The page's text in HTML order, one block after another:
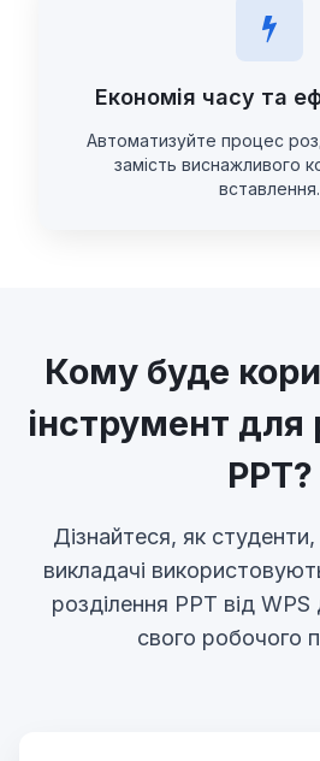
Економія часу та
Автоматизуйте процес
замість виснажливого
вставлення.
Кому буде
інструмент для
PPT?
Дізнайтеся, як
викладачі
розділення PPT від
свого робочого